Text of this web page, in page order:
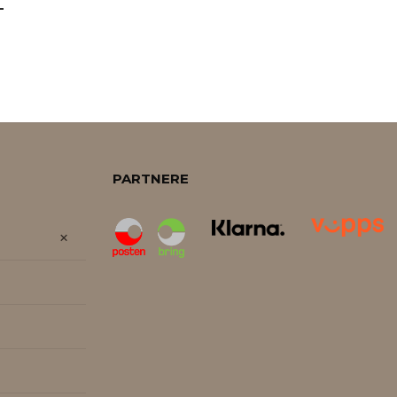
PARTNERE